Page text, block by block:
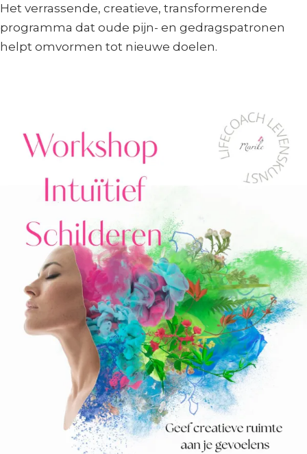
Het verrassende, creatieve, transformerende
programma dat oude pijn- en gedragspatronen
helpt omvormen tot nieuwe doelen.